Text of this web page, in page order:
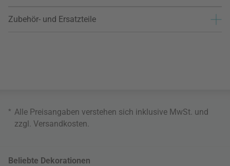
Zubehör- und Ersatzteile
* Alle Preisangaben verstehen sich inklusive MwSt. und
zzgl. Versandkosten
Beliebte Dekorationen